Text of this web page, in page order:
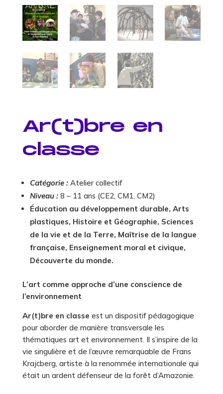
Ar(t)bre en
classe
Catégorie :Atelier collectif
Niveau :8 – 11 ans (CE2, CM1, CM2)
Éducation au développement durable, Arts
plastiques, Histoire et Géographie, Sciences
de la vie et de la Terre, Maîtrise de la langue
française, Enseignement moral et civique,
Découverte du monde.
L’art comme approche d’une conscience de
l’environnement
Ar(t)bre en classe est un dispositif pédagogique
pour aborder de manière transversale les
thématiques art et environnement. Il s’inspire de la
vie singulière et de l’œuvre remarquable de Frans
Krajcberg, artiste à la renommée internationale qui
était un ardent défenseur de la forêt d’Amazonie.